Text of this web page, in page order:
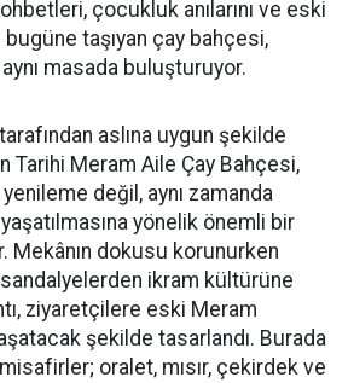
çocukluk anılarını ve eski
bugüne taşıyan çay bahçesi,
masada buluşturuyor.
aslına uygun şekilde
Tarihi Meram Aile Çay Bahçesi,
değil, aynı zamanda
yönelik önemli bir
Mekânın dokusu korunurken
ikram kültürüne
ziyaretçilere eski Meram
şekilde tasarlandı. Burada
oralet, mısır, çekirdek ve